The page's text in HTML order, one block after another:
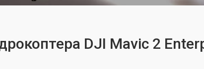
DJI Mavic 2